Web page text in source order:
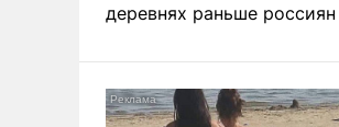
деревнях раньше россиян